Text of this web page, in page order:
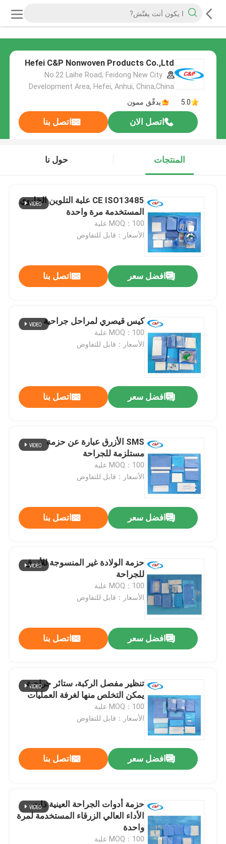
Hefei C&P Nonwoven Products Co.,Ltd
No.22 Laihe Road, Feidong New City
Development Area, Hefei, Anhui, China,China
5.0
يدقّق ممون
اتصل الان اتصل بنا
المنتجات حول نا
CE ISO13485 علبة التلوين الخليوي
المستخدمة مرة واحدة
MOQ：100 علبة
الأسعار：قابل للتفاوض
افضل سعر اتصل بنا
كيس قيصري لمراحل جراحية
MOQ：100 علبة
الأسعار：قابل للتفاوض
افضل سعر اتصل بنا
SMS الأزرق عبارة عن حزمة
مستلزمة للجراحة
MOQ：100 علبة
الأسعار：قابل للتفاوض
افضل سعر اتصل بنا
حزمة الولادة غير المنسوجة للأزرق
للجراحة
MOQ：100 علبة
الأسعار：قابل للتفاوض
افضل سعر اتصل بنا
تنظير مفصل الركبة، ستائر جراحية
يمكن التخلص منها لغرفة العمليات
MOQ：100 علبة
الأسعار：قابل للتفاوض
افضل سعر اتصل بنا
حزمة أدوات الجراحة العينية ذات
الأداء العالي الزرقاء المستخدمة لمرة
واحدة
MOQ：100 علبة